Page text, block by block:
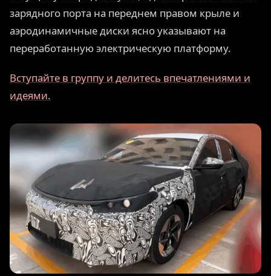
зарядного порта на переднем правом крыле и
аэродинамичные диски ясно указывают на
переработанную электрическую платформу.
Вступайте в группу и делитесь впечатлениями и
идеями.